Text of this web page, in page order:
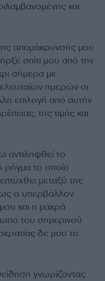
και
απομάκρυνσής μου
σπίτι μου από την
σήμερα με
ημερών οι
επιλογή από αυτήν
της τιμής και
αντιληφθεί το
ρήγμα το οποίο
μεταξύ της
ο υπερβάλλον
και η μακρά
του σημερινού
δε μου το
γνωρίζοντας